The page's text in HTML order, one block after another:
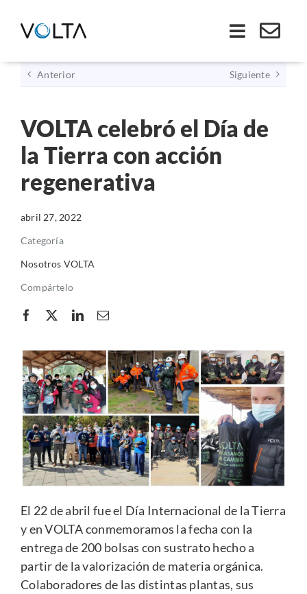
Toggle
Inicio
Somos VOLTA
Soluciones
Ley REP
Productos
Anterior Siguiente
VOLTA celebró el Día de
la Tierra con acción
regenerativa
abril 27, 2022
Categoría
Nosotros VOLTA
Compártelo
El 22 de abril fue el Día Internacional de la Tierra
y en VOLTA conmemoramos la fecha con la
entrega de 200 bolsas con sustrato hecho a
partir de la valorización de materia orgánica.
Colaboradores de las distintas plantas, sus